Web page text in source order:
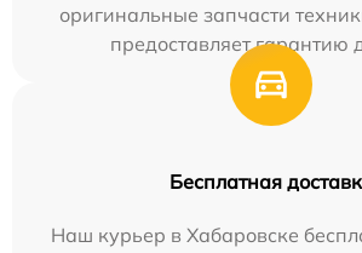
оригинальные запчасти
предоставляет гарантию
Бесплатная
Наш курьер в Хабаровске